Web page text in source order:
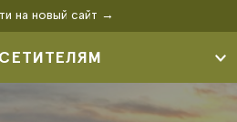
на новый сайт →